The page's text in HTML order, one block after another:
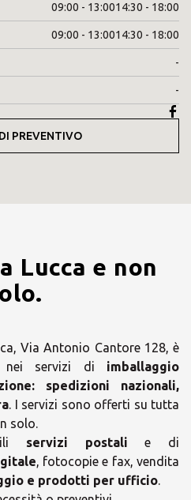
09:00 - 13:0014:30 - 18:00
09:00 - 13:0014:30 - 18:00
-
-
PREVENTIVO
Lucca e non
Via Antonio Cantore 128, è
nei servizi di imballaggio
spedizioni nazionali,
. I servizi sono offerti su tutta
solo.
servizi postali e di
, fotocopie e fax, vendita
e prodotti per ufficio.